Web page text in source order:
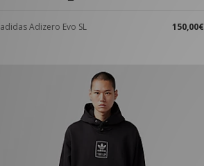
adidas Adizero Evo SL 150,00€